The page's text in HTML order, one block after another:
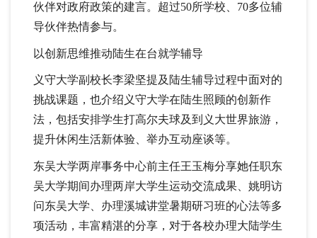
伙伴对政府政策的建言。超过50所学校、70多位辅
导伙伴热情参与。
以创新思维推动陆生在台就学辅导
义守大学副校长李梁坚提及陆生辅导过程中面对的
挑战课题，也介绍义守大学在陆生照顾的创新作
法，包括安排学生打高尔夫球及到义大世界旅游，
提升休闲生活新体验、举办互动座谈等。
东吴大学两岸事务中心前主任王玉梅分享她任职东
吴大学期间办理两岸大学生运动交流成果、姚明访
问东吴大学、办理溪城讲堂暑期研习班的心法等多
项活动，丰富精湛的分享，对于各校办理大陆学生